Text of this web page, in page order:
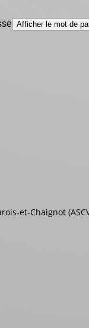
Afficher le mot de
et-Chaignot